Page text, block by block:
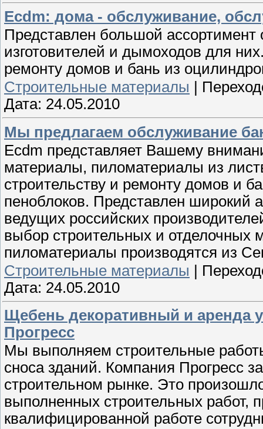
Ecdm: дома - обслуживание,
Представлен большой
изготовителей и дымоходов для
ремонту домов и бань из
Строительные материалы
Дата: 24.05.2010
Мы предлагаем обслуживание
Ecdm представляет Вашему
материалы, пиломатериалы из
строительству и ремонту домов и
пеноблоков. Представлен широкий
ведущих российских
выбор строительных и отделочных
пиломатериалы производятся из
Строительные материалы |
Дата: 24.05.2010
Щебень декоративный и аренда
Прогресс
Мы выполняем строительные
сноса зданий. Компания Прогресс
строительном рынке. Это
выполненных строительных работ,
квалифицированной работе